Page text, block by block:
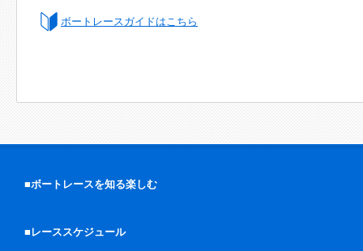
ボートレースガイドはこちら
■ボートレースを知る楽しむ
■レーススケジュール